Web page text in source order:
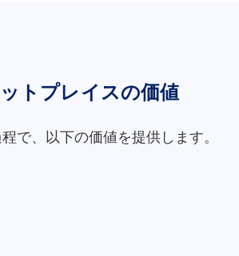
トプレイスの価値
で、以下の価値を提供します。